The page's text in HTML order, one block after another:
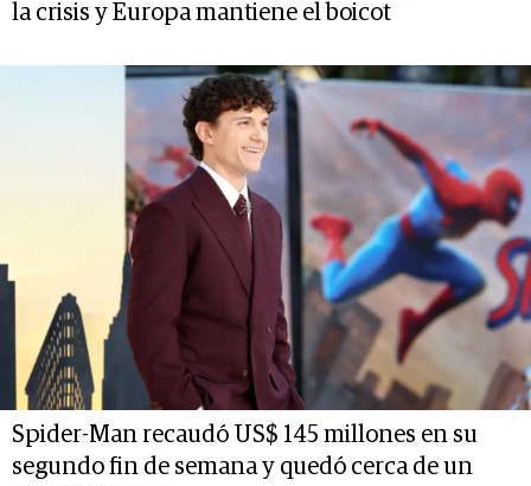
la crisis y Europa mantiene el boicot
Spider-Man recaudó US$ 145 millones en su
segundo fin de semana y quedó cerca de un